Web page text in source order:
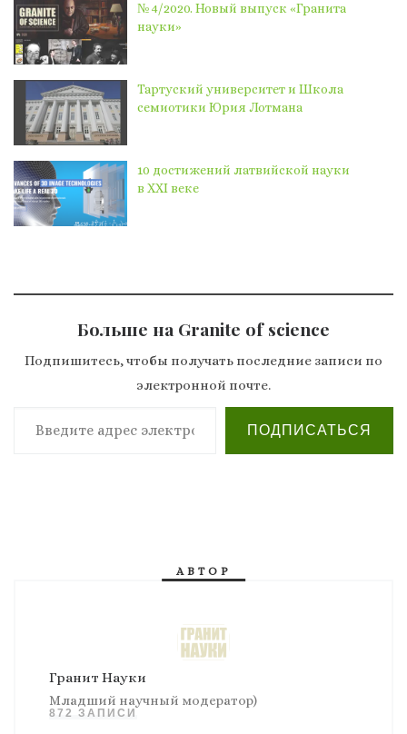
№ 4/2020. Новый выпуск «Гранита
науки»
Тартуский университет и Школа
семиотики Юрия Лотмана
10 достижений латвийской науки
в XXI веке
Больше на Granite of science
Подпишитесь, чтобы получать последние записи по
электронной почте.
Введите адрес электронной почты…
ПОДПИСАТЬСЯ
АВТОР
Гранит Науки
Младший научный модератор)
872 ЗАПИСИ